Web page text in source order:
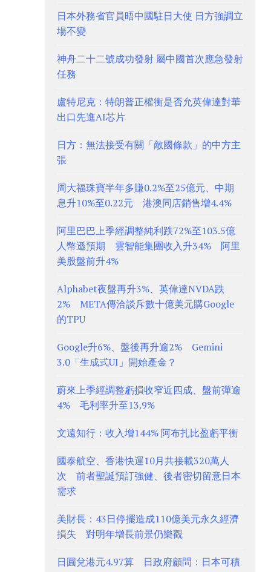
日本外務省官員晤中國駐日大使 日方強調立
場不變
神舟二十二號成功發射 屬中國首次應急發射
任務
盧特尼克：特朗普正權衡是否允英偉達對華
出口先進AI芯片
日方：無法接受有關「敵國條款」的中方主
張
周大福珠寶半年多賺0.2%至25億元、中期
息升10%至0.22元 港澳同店銷售增4.4%
阿里巴巴上季經調整純利跌72%至103.5億
人幣遜預期 雲智能集團收入升34% 阿里
美股盤前升4%
Alphabet夜盤再升3%、英偉達NVDA跌
2% META傳洽談斥數十億美元購Google
的TPU
Google升6%、盤後再升逾2% Gemini
3.0「生成式UI」開始產金？
蔚來上季經調整虧損收窄近四成、盤前彈逾
4% 毛利率升至13.9%
文遠知行：收入增144% 阿布扎比盈虧平衡
國泰航空、香港快運10月共接載320萬人
次 前者聖誕預訂強健、後者密切留意日本
需求
美財長：43日停擺造成110億美元永久經濟
損失 對明年增長前景仍樂觀
日圓兌港元4.97算 日政府顧問：日本可積